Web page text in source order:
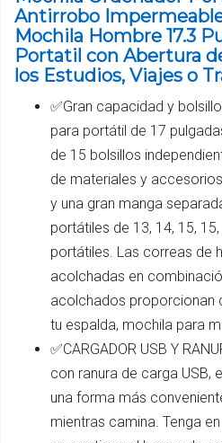
Antirrobo
Mochila Hombre 17.3
Portatil con Abertura
los Estudios, Viajes o
✅Gran capacidad y
para portátil de 17
de 15 bolsillos
de materiales y
y una gran manga
portátiles de 13, 14, 15,
portátiles. Las correas de
acolchadas en
acolchados proporcionan
tu espalda, mochila para
✅CARGADOR USB Y
con ranura de carga USB,
una forma más
mientras camina. Tenga